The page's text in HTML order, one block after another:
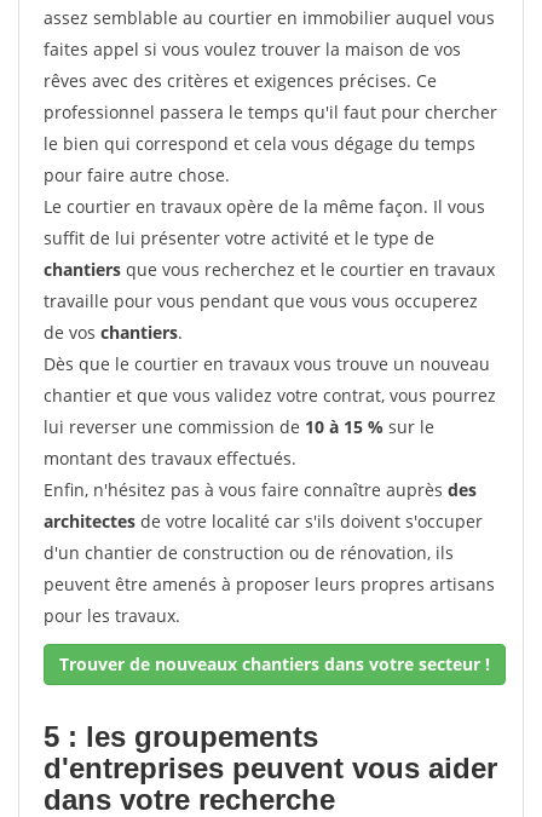
assez semblable au courtier en immobilier auquel vous
faites appel si vous voulez trouver la maison de vos
rêves avec des critères et exigences précises. Ce
professionnel passera le temps qu'il faut pour chercher
le bien qui correspond et cela vous dégage du temps
pour faire autre chose.
Le courtier en travaux opère de la même façon. Il vous
suffit de lui présenter votre activité et le type de
chantiers que vous recherchez et le courtier en travaux
travaille pour vous pendant que vous vous occuperez
de vos chantiers.
Dès que le courtier en travaux vous trouve un nouveau
chantier et que vous validez votre contrat, vous pourrez
lui reverser une commission de 10 à 15 % sur le
montant des travaux effectués.
Enfin, n'hésitez pas à vous faire connaître auprès des
architectes de votre localité car s'ils doivent s'occuper
d'un chantier de construction ou de rénovation, ils
peuvent être amenés à proposer leurs propres artisans
pour les travaux.
Trouver de nouveaux chantiers dans votre secteur !
5 : les groupements
d'entreprises peuvent vous aider
dans votre recherche